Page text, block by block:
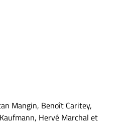
Mangin, Benoît Caritey,
Hervé Marchal et